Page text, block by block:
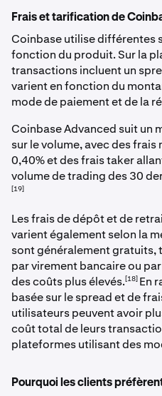
Frais et tarification de
Coinbase utilise différentes
fonction du produit. Sur la
transactions incluent un
varient en fonction du
mode de paiement et de la
Coinbase Advanced suit un
sur le volume, avec des
0,40% et des frais taker
volume de trading des 30
[19]
Les frais de dépôt et de
varient également selon la
sont généralement gratuits,
par virement bancaire ou
des coûts plus élevés.[18] En
basée sur le spread et de
utilisateurs peuvent avoir
coût total de leurs
plateformes utilisant des
Pourquoi les clients